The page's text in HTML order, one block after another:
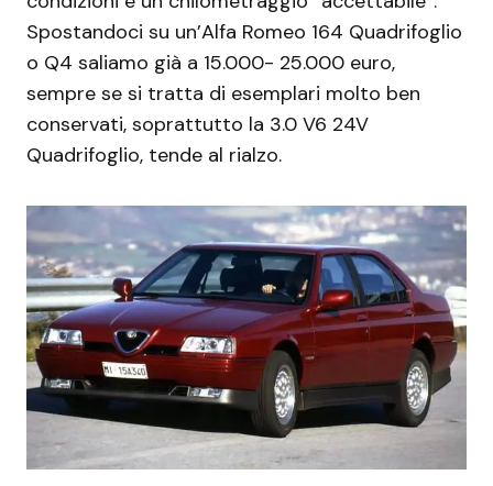
Spostandoci su un’Alfa Romeo 164 Quadrifoglio
o Q4 saliamo già a 15.000- 25.000 euro,
sempre se si tratta di esemplari molto ben
conservati, soprattutto la 3.0 V6 24V
Quadrifoglio, tende al rialzo.